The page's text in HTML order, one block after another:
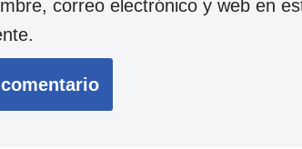
correo electrónico y web en